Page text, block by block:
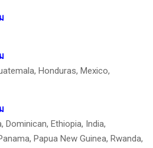
Honduras, Mexico,
Dominican, Ethiopia, India,
Papua New Guinea, Rwanda,